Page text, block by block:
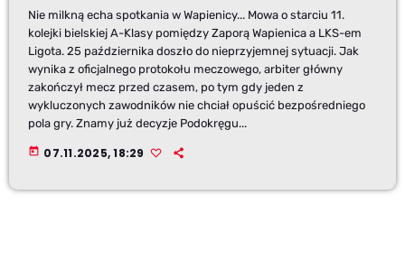
Nie milkną echa spotkania w Wapienicy... Mowa o starciu 11.
kolejki bielskiej A-Klasy pomiędzy Zaporą Wapienica a LKS-em
Ligota. 25 października doszło do nieprzyjemnej sytuacji. Jak
wynika z oficjalnego protokołu meczowego, arbiter główny
zakończył mecz przed czasem, po tym gdy jeden z
wykluczonych zawodników nie chciał opuścić bezpośredniego
pola gry. Znamy już decyzje Podokręgu...
today 07.11.2025, 18:29